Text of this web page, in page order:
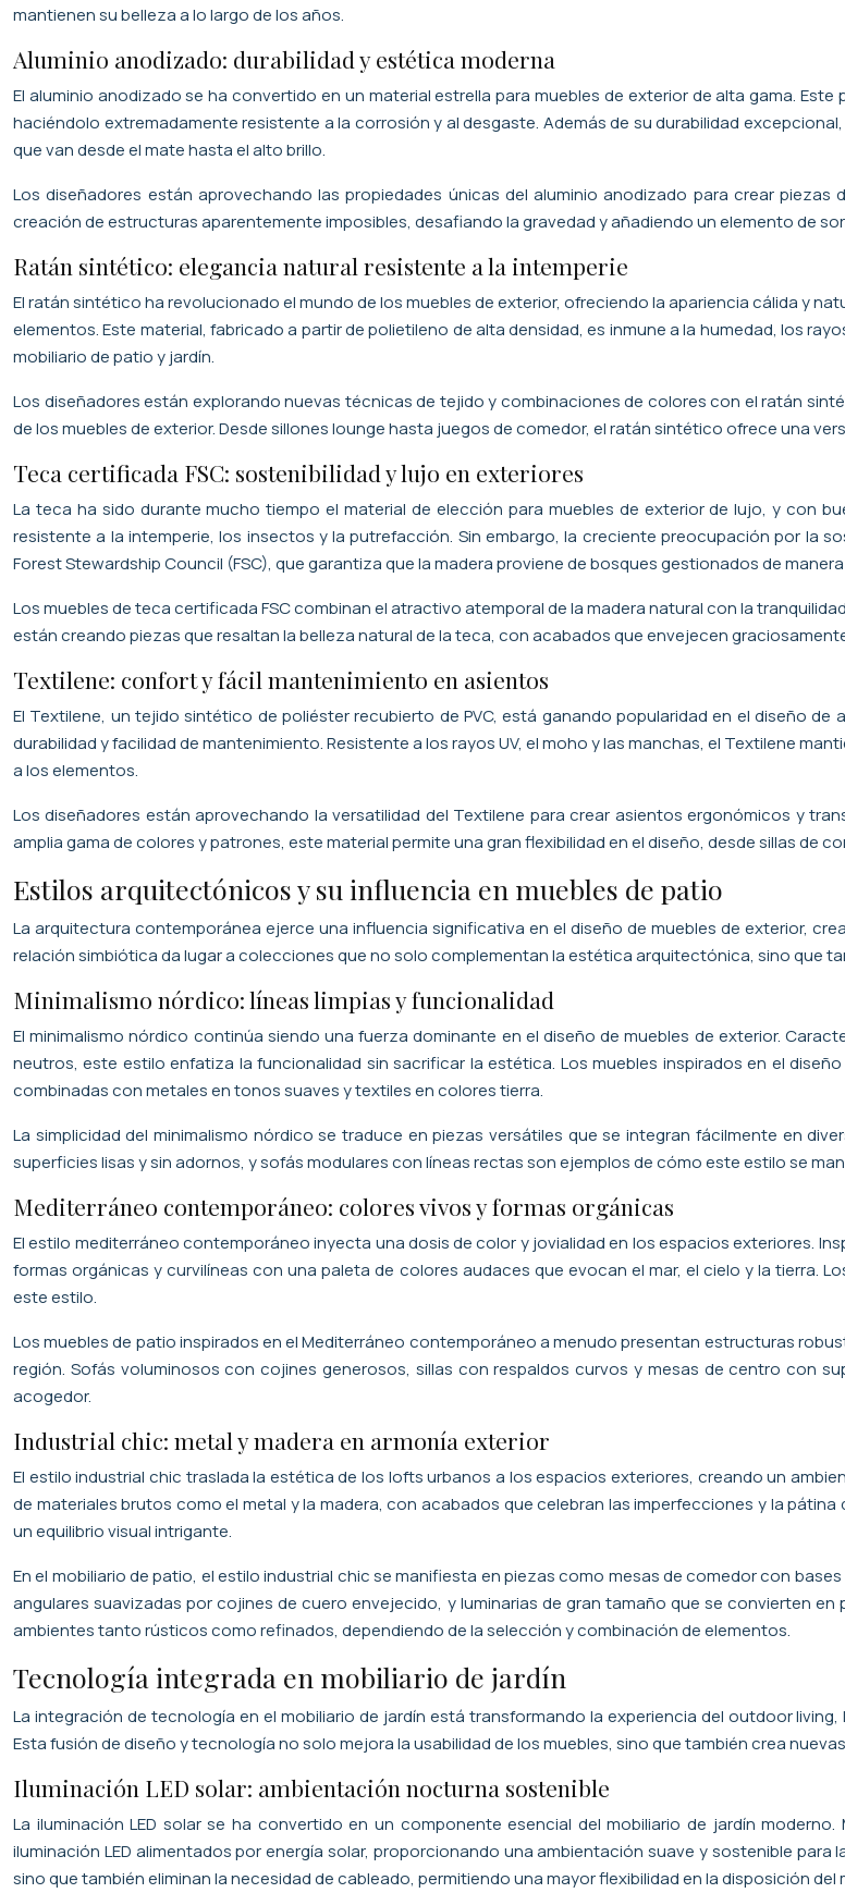
mantienen su belleza a lo largo de los años.
Aluminio anodizado: durabilidad y estética moderna
El aluminio anodizado se ha convertido en un material estrella para muebles de exterior de alta gama.
haciéndolo extremadamente resistente a la corrosión y al desgaste. Además de su durabilidad
que van desde el mate hasta el alto brillo.
Los diseñadores están aprovechando las propiedades únicas del aluminio anodizado para crear
creación de estructuras aparentemente imposibles, desafiando la gravedad y añadiendo un elemento de
Ratán sintético: elegancia natural resistente a la intemperie
El ratán sintético ha revolucionado el mundo de los muebles de exterior, ofreciendo la apariencia cálida y
elementos. Este material, fabricado a partir de polietileno de alta densidad, es inmune a la humedad, los
mobiliario de patio y jardín.
Los diseñadores están explorando nuevas técnicas de tejido y combinaciones de colores con el ratán
de los muebles de exterior. Desde sillones lounge hasta juegos de comedor, el ratán sintético ofrece una
Teca certificada FSC: sostenibilidad y lujo en exteriores
La teca ha sido durante mucho tiempo el material de elección para muebles de exterior de lujo, y con
resistente a la intemperie, los insectos y la putrefacción. Sin embargo, la creciente preocupación por la
Forest Stewardship Council (FSC), que garantiza que la madera proviene de bosques gestionados de
Los muebles de teca certificada FSC combinan el atractivo atemporal de la madera natural con la
están creando piezas que resaltan la belleza natural de la teca, con acabados que envejecen
Textilene: confort y fácil mantenimiento en asientos
El Textilene, un tejido sintético de poliéster recubierto de PVC, está ganando popularidad en el diseño
durabilidad y facilidad de mantenimiento. Resistente a los rayos UV, el moho y las manchas, el Textilene
a los elementos.
Los diseñadores están aprovechando la versatilidad del Textilene para crear asientos ergonómicos y
amplia gama de colores y patrones, este material permite una gran flexibilidad en el diseño, desde sillas de
Estilos arquitectónicos y su influencia en muebles de patio
La arquitectura contemporánea ejerce una influencia significativa en el diseño de muebles de exterior,
relación simbiótica da lugar a colecciones que no solo complementan la estética arquitectónica, sino que
Minimalismo nórdico: líneas limpias y funcionalidad
El minimalismo nórdico continúa siendo una fuerza dominante en el diseño de muebles de exterior.
neutros, este estilo enfatiza la funcionalidad sin sacrificar la estética. Los muebles inspirados en el
combinadas con metales en tonos suaves y textiles en colores tierra.
La simplicidad del minimalismo nórdico se traduce en piezas versátiles que se integran fácilmente en
superficies lisas y sin adornos, y sofás modulares con líneas rectas son ejemplos de cómo este estilo se
Mediterráneo contemporáneo: colores vivos y formas orgánicas
El estilo mediterráneo contemporáneo inyecta una dosis de color y jovialidad en los espacios exteriores.
formas orgánicas y curvilíneas con una paleta de colores audaces que evocan el mar, el cielo y la tierra.
este estilo.
Los muebles de patio inspirados en el Mediterráneo contemporáneo a menudo presentan estructuras
región. Sofás voluminosos con cojines generosos, sillas con respaldos curvos y mesas de centro con
acogedor.
Industrial chic: metal y madera en armonía exterior
El estilo industrial chic traslada la estética de los lofts urbanos a los espacios exteriores, creando un
de materiales brutos como el metal y la madera, con acabados que celebran las imperfecciones y la
un equilibrio visual intrigante.
En el mobiliario de patio, el estilo industrial chic se manifiesta en piezas como mesas de comedor con
angulares suavizadas por cojines de cuero envejecido, y luminarias de gran tamaño que se convierten
ambientes tanto rústicos como refinados, dependiendo de la selección y combinación de elementos.
Tecnología integrada en mobiliario de jardín
La integración de tecnología en el mobiliario de jardín está transformando la experiencia del outdoor
Esta fusión de diseño y tecnología no solo mejora la usabilidad de los muebles, sino que también crea
Iluminación LED solar: ambientación nocturna sostenible
La iluminación LED solar se ha convertido en un componente esencial del mobiliario de jardín
iluminación LED alimentados por energía solar, proporcionando una ambientación suave y sostenible
sino que también eliminan la necesidad de cableado, permitiendo una mayor flexibilidad en la disposición del